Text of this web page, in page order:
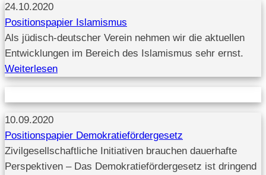
24.10.2020
Positionspapier Islamismus
Als jüdisch-deutscher Verein nehmen wir die aktuellen
Entwicklungen im Bereich des Islamismus sehr ernst.
Weiterlesen
10.09.2020
Positionspapier Demokratiefördergesetz
Zivilgesellschaftliche Initiativen brauchen dauerhafte
Perspektiven – Das Demokratiefördergesetz ist dringend